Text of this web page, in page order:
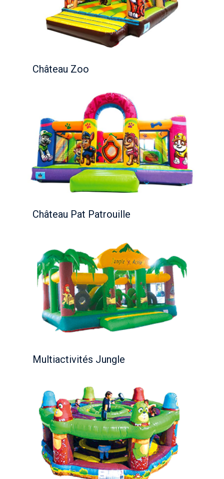
Château Zoo
Château Pat Patrouille
Multiactivités Jungle